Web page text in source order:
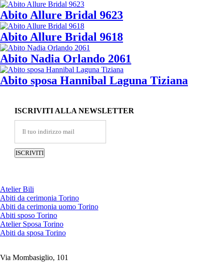
Abito Allure Bridal 9623
Abito Allure Bridal 9618
Abito Nadia Orlando 2061
Abito sposa Hannibal Laguna Tiziana
ISCRIVITI ALLA NEWSLETTER
Atelier Bili
Abiti da cerimonia Torino
Abiti da cerimonia uomo Torino
Abiti sposo Torino
Atelier Sposa Torino
Abiti da sposa Torino
Via Mombasiglio, 101